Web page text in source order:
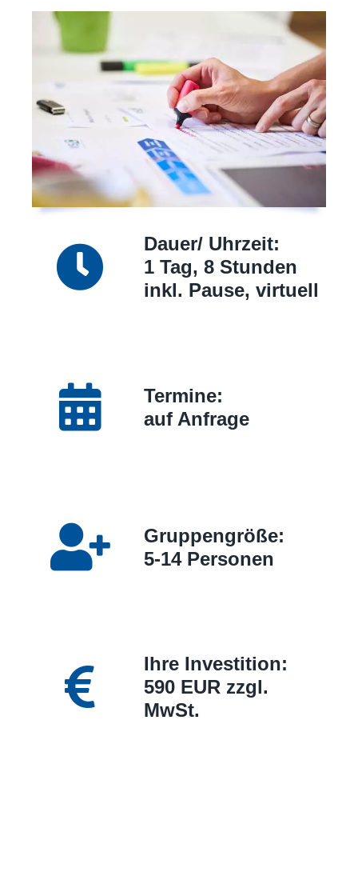
Dauer/ Uhrzeit:
1 Tag, 8 Stunden
inkl. Pause, virtuell
Termine:
auf Anfrage
Gruppengröße:
5-14 Personen
Ihre Investition:
590 EUR zzgl.
MwSt.